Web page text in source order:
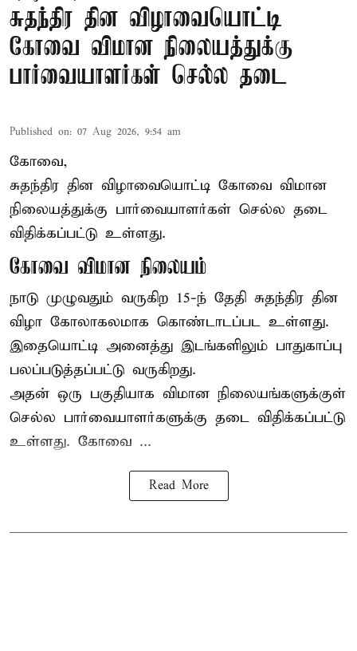
சுதந்திர தின விழாவையொட்டி
கோவை விமான நிலையத்துக்கு
பார்வையாளர்கள் செல்ல தடை
Published on: 07 Aug 2026, 9:54 am
கோவை,
சுதந்திர தின விழாவையொட்டி கோவை விமான
நிலையத்துக்கு பார்வையாளர்கள் செல்ல தடை
விதிக்கப்பட்டு உள்ளது.
கோவை விமான நிலையம்
நாடு முழுவதும் வருகிற 15-ந் தேதி சுதந்திர தின
விழா கோலாகலமாக கொண்டாடப்பட உள்ளது.
இதையொட்டி அனைத்து இடங்களிலும் பாதுகாப்பு
பலப்படுத்தப்பட்டு வருகிறது.
அதன் ஒரு பகுதியாக விமான நிலையங்களுக்குள்
செல்ல பார்வையாளர்களுக்கு தடை விதிக்கப்பட்டு
உள்ளது. கோவை ...
Read More